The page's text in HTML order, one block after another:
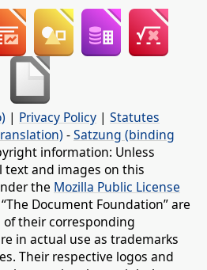
| Privacy Policy | Statutes
-Satzung (binding
information: Unless
text and images on this
the Mozilla Public License
Document Foundation” are
their corresponding
in actual use as trademarks
Their respective logos and